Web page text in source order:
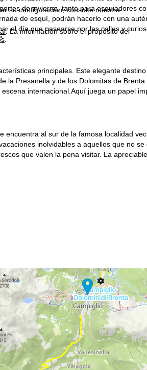
su configuración, consulte nuestra
. La información sobre el propósito del
de invierno, tanto para esquiadores
de esquí, podrán hacerlo con una
el día que pasearse por las calles y
principales. Este elegante
la Presanella y de los Dolomitas de
internacional.Aquí juega un papel
al sur de la famosa localidad
inolvidables a aquellos que no
que valen la pena visitar. La